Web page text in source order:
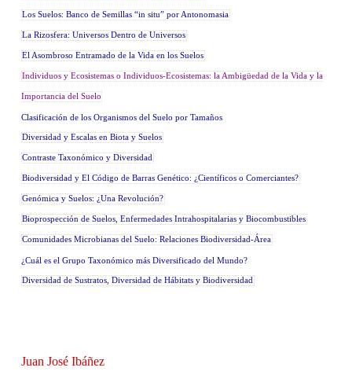
Los Suelos: Banco de Semillas “in situ” por Antonomasia
La Rizosfera: Universos Dentro de Universos
El Asombroso Entramado de la Vida en los Suelos
Individuos y Ecosistemas o Individuos-Ecosistemas: la Ambigüedad de la Vida y la
Importancia del Suelo
Clasificación de los Organismos del Suelo por Tamaños
Diversidad y Escalas en Biota y Suelos
Contraste Taxonómico y Diversidad
Biodiversidad y El Código de Barras Genético: ¿Científicos o Comerciantes?
Genómica y Suelos: ¿Una Revolución?
Bioprospección de Suelos, Enfermedades Intrahospitalarias y Biocombustibles
Comunidades Microbianas del Suelo: Relaciones Biodiversidad-Área
¿Cuál es el Grupo Taxonómico más Diversificado del Mundo?
Diversidad de Sustratos, Diversidad de Hábitats y Biodiversidad
Juan José Ibáñez